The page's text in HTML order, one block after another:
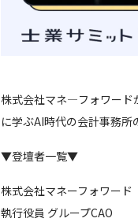
株式会社マネ―フォワード
に学ぶAI時代の会計事務所
▼登壇者一覧▼
株式会社マネーフォワード
執行役員 グループCAO